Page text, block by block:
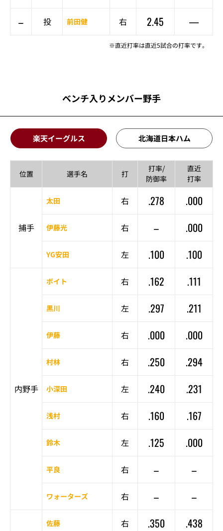
–
投 前田健 右 2.45 —
※直近打率は直近5試合の打率です。
ベンチ入りメンバー野手
楽天イーグルス 北海道日本ハム
位置 選手名 打
打率/
防御率
直近
打率
捕手
太田 右 .278 .000
伊藤光 右 – .000
YG安田 左 .100 .100
内野手
ボイト 右 .162 .111
黒川 左 .297 .211
伊藤 右 .000 .000
村林 右 .250 .294
小深田 左 .240 .231
浅村 右 .160 .167
鈴木 左 .125 .000
平良 右 – –
ワォーターズ 右 – –
佐藤 右 .350 .438